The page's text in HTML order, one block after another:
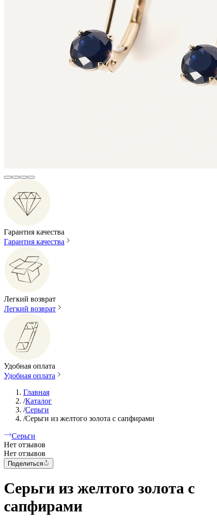
Гарантия качества
Гарантия качества
Легкий возврат
Легкий возврат
Удобная оплата
Удобная оплата
Главная
/Каталог
/Серьги
/Серьги из желтого золота с сапфирами
Серьги
Нет отзывов
Нет отзывов
Поделиться
Серьги из желтого золота с
сапфирами